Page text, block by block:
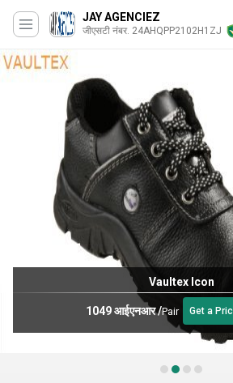
JAY AGENCIEZ
जीएसटी नंबर. 24AHQPP2102H1ZJ
Wurth Maintenance
980 आईएनआर/टुकड़ा Get a